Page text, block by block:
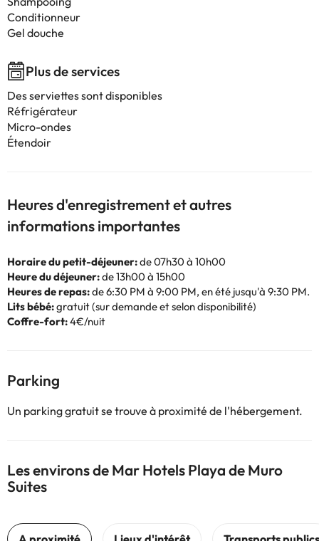
Conditionneur
Gel douche
Plus de services
Des serviettes sont disponibles
Réfrigérateur
Micro-ondes
Étendoir
Heures d'enregistrement et autres
informations importantes
Horaire du petit-déjeuner:de 07h30 à 10h00
Heure du déjeuner:de 13h00 à 15h00
Heures de repas:de 6:30 PM à 9:00 PM, en été jusqu'à 9:30 PM.
Lits bébé:gratuit (sur demande et selon disponibilité)
Coffre-fort:4€/nuit
Parking
Un parking gratuit se trouve à proximité de l'hébergement.
Les environs de Mar Hotels Playa de Muro
Suites